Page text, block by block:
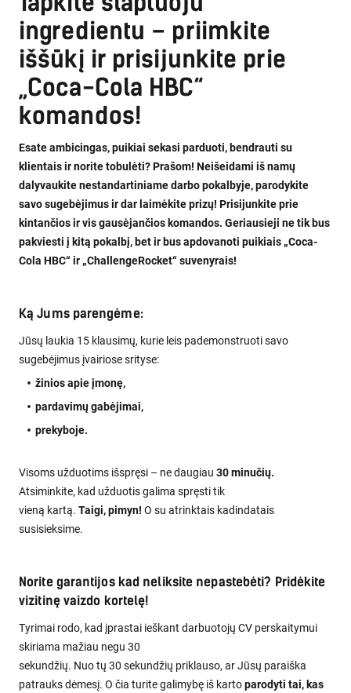
ingredientu – priimkite
iššūkį ir prisijunkite prie
„Coca-Cola HBC“
komandos!
Esate ambicingas, puikiai sekasi parduoti, bendrauti su
klientais ir norite tobulėti? Prašom! Neišeidami iš namų
dalyvaukite nestandartiniame darbo pokalbyje, parodykite
savo sugebėjimus ir dar laimėkite prizų! Prisijunkite prie
kintančios ir vis gausėjančios komandos. Geriausieji ne tik bus
pakviesti į kitą pokalbį, bet ir bus apdovanoti puikiais „Coca-
Cola HBC“ ir „ChallengeRocket“ suvenyrais!
Ką Jums parengėme:
Jūsų laukia 15 klausimų, kurie leis pademonstruoti savo
sugebėjimus įvairiose srityse:
žinios apie įmonę,
pardavimų gabėjimai,
prekyboje.
Visoms užduotims išspręsi – ne daugiau 30 minučių.
Atsiminkite, kad užduotis galima spręsti tik
vieną kartą. Taigi, pimyn! O su atrinktais kadindatais
susisieksime.
Norite garantijos kad neliksite nepastebėti? Pridėkite
vizitinę vaizdo kortelę!
Tyrimai rodo, kad įprastai ieškant darbuotojų CV perskaitymui
skiriama mažiau negu 30
sekundžių. Nuo tų 30 sekundžių priklauso, ar Jūsų paraiška
patrauks dėmesį. O čia turite galimybę iš kartoparodyti tai, kas